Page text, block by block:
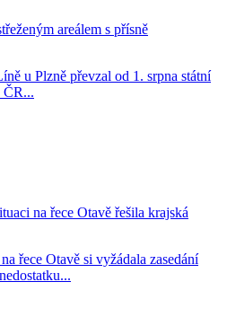
areálem s přísně
u Plzně převzal od 1. srpna státní
ČR...
na řece Otavě řešila krajská
řece Otavě si vyžádala zasedání